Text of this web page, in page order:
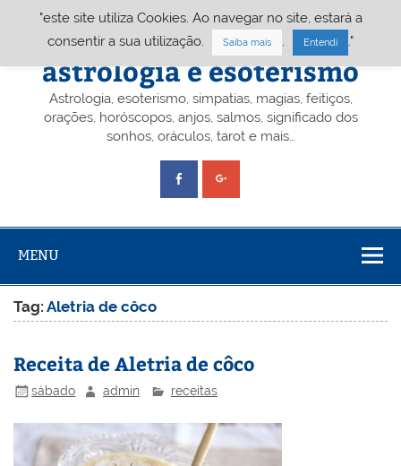
Portal A&E – Portal
astrologia e esoterismo
Astrologia, esoterismo, simpatias, magias, feitiços,
orações, horóscopos, anjos, salmos, significado dos
sonhos, oráculos, tarot e mais…
MENU
Tag:Aletria de côco
Receita de Aletria de côco
sábado admin receitas
"este site utiliza Cookies. Ao navegar no site, estará a
consentir a sua utilização.
Saiba mais Entendi ."